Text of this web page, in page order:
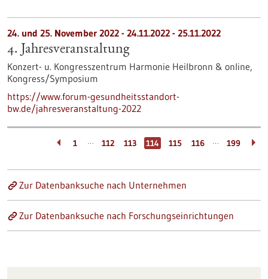
24. und 25. November 2022 - 24.11.2022 - 25.11.2022
4. Jahresveranstaltung
Konzert- u. Kongresszentrum Harmonie Heilbronn & online,
Kongress/Symposium
https://www.forum-gesundheitsstandort-
bw.de/jahresveranstaltung-2022
1 … 112 113 114 115 116 … 199
Zur Datenbanksuche nach Unternehmen
Zur Datenbanksuche nach Forschungseinrichtungen